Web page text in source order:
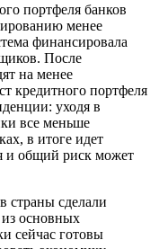
портфеля банков
менее
финансировала
После
на менее
кредитного портфеля
уходя в
все меньше
в итоге идет
и общий риск может
страны сделали
основных
сейчас готовы